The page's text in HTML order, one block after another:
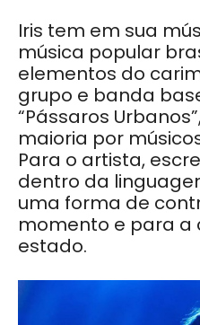
Iris tem em sua
música popular
elementos do
grupo e banda
“Pássaros
maioria por
Para o artista,
dentro da
uma forma de
momento e para a
estado.